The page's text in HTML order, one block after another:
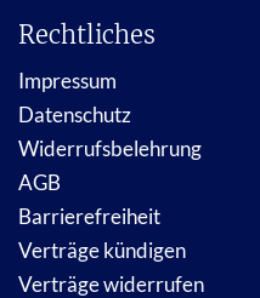
Rechtliches
Impressum
Datenschutz
Widerrufsbelehrung
AGB
Barrierefreiheit
Verträge kündigen
Verträge widerrufen